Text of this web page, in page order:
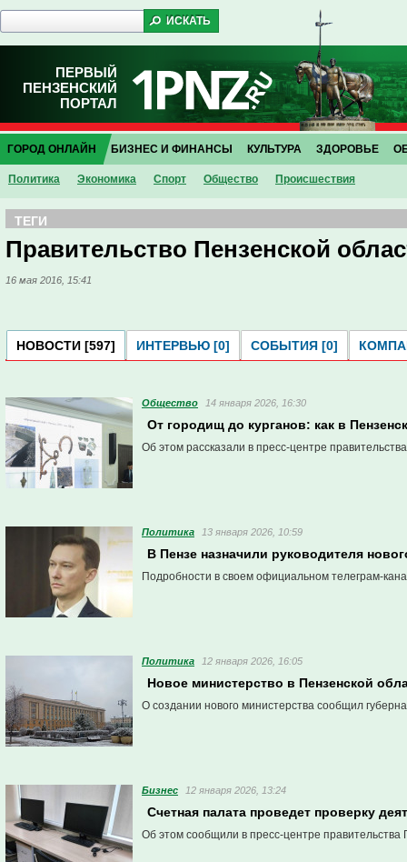
ПЕРВЫЙ
ПЕНЗЕНСКИЙ
ПОРТАЛ
ГОРОД ОНЛАЙН
Политика Экономика Спорт Общество Проиcшествия
БИЗНЕС И ФИНАНСЫ КУЛЬТУРА ЗДОРОВЬЕ
ТЕГИ
Правительство Пензенской
16 мая 2016, 15:41
НОВОСТИ [597] ИНТЕРВЬЮ [0] СОБЫТИЯ [0]
Общество 14 января 2026, 16:30
От городищ до курганов: как в
Об этом рассказали в пресс-центре
Политика 13 января 2026, 10:59
В Пензе назначили руководителя
Подробности в своем официальном телеграм-
Политика 12 января 2026, 16:05
Новое министерство в Пензенской
О создании нового министерства сообщил
Бизнес 12 января 2026, 13:24
Счетная палата проведет проверку
Об этом сообщили в пресс-центре правительства